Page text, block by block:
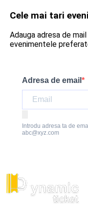
Cele mai tari
Adauga adresa de
evenimentele
Adresa de email
Introdu adresa ta de
abc@xyz.com